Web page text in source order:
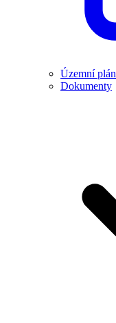
Územní plán
Dokumenty